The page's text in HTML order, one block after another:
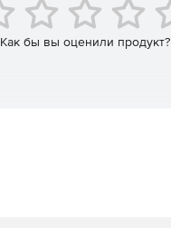
Как бы вы оценили продукт?